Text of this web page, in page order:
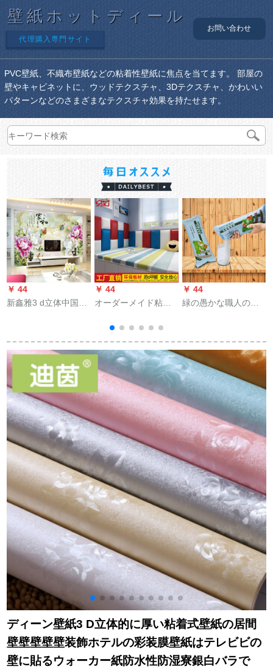
壁紙ホットディール
代理購入専門サイト
お問い合わせ
PVC壁紙、不織布壁紙などの粘着性壁紙に焦点を当てます。 部屋の
壁やキャビネットに、ウッドテクスチャ、3Dテクスチャ、かわいい
パターンなどのさまざまなテクスチャ効果を持たせます。
￥ 44
新鑫雅3 d立体中国式
ムレスにカステラさ
れ、テレビ壁背景の
壁壁家と富貴8 Dの凸
凹立体結晶の壁紙を
作ってください。
￥ 44
オーダーメイド粘着
巻き欧式ファスナー
ベッド背景の壁子供
の衝突防止ホテルの
ベッドの上のウォー
カーソフトベッドの
脇にあるオンドルカ
ートンカートンの他
のデザインはカスタ
マイズしてカスタマ
ーサービスに連絡し
ます。
￥ 44
緑の愚かな職人の基
ます。壁紙の壁に貼
ります。
ディーン壁紙3 D立体的に厚い粘着式壁紙の居間
壁壁壁壁壁装飾ホテルの彩装膜壁紙はテレビビの
壁に貼るウォーカー紙防水性防湿寮銀白バラで